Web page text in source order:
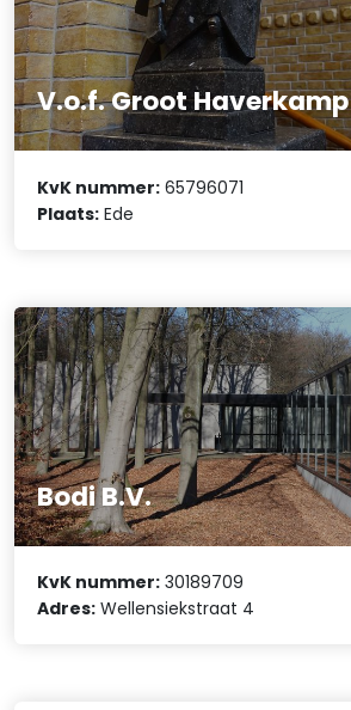
V.o.f. Groot Haverkamp
KvK nummer: 65796071
Plaats: Ede
Bodi B.V.
KvK nummer: 30189709
Adres: Wellensiekstraat 4